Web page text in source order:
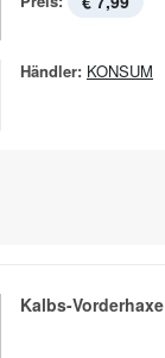
Händler: KONSUM
Kalbs-Vorderhaxe